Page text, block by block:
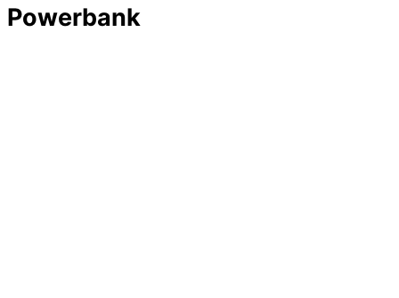
Powerbank